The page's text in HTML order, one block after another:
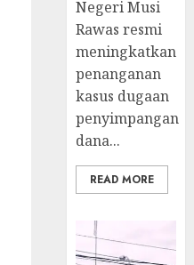
Negeri Musi
Rawas resmi
meningkatkan
penanganan
kasus dugaan
penyimpangan
dana...
READ MORE